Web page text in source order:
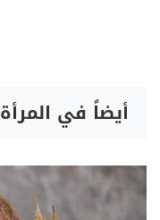
أيضاً في المرأة